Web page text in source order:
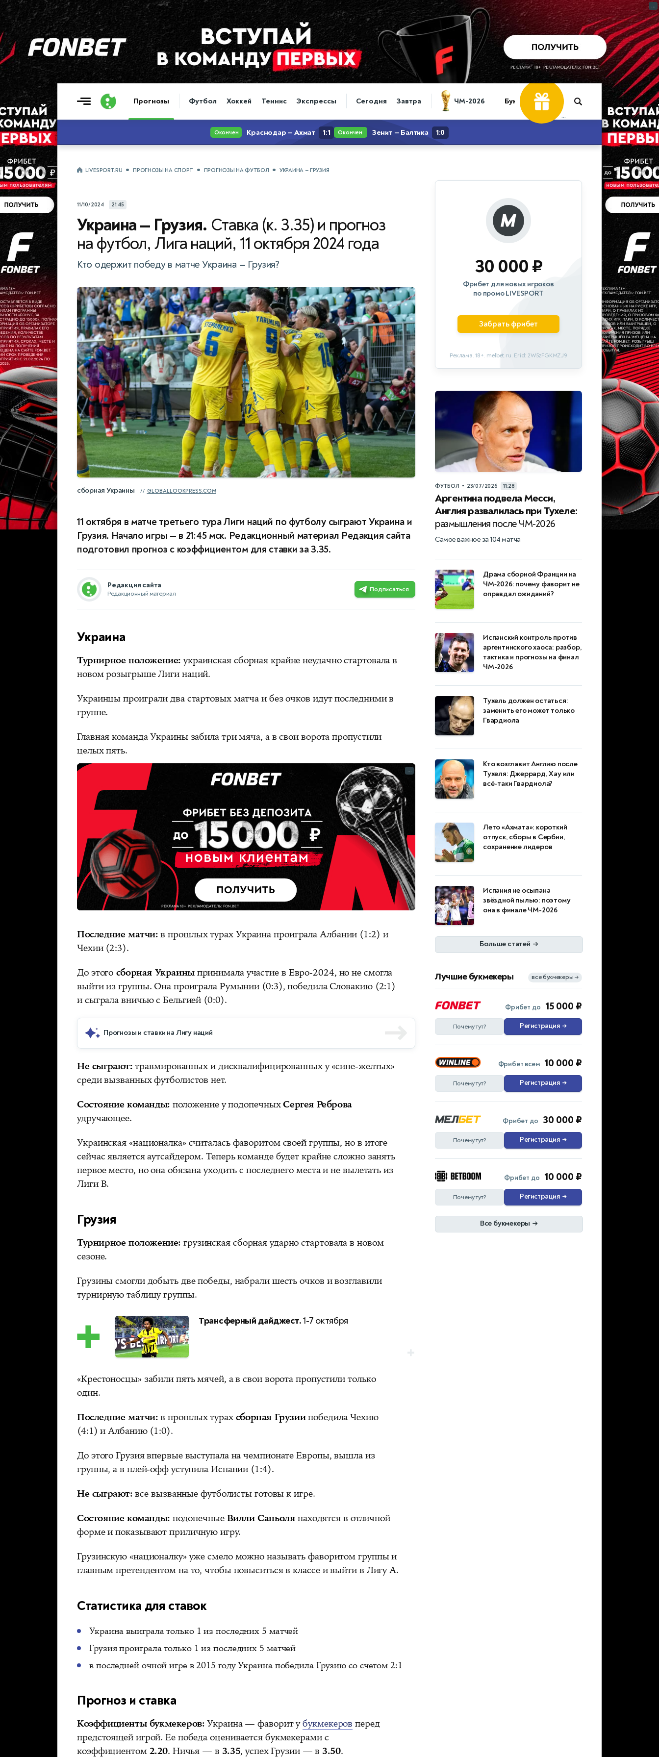
Прогнозы Футбол Хоккей Теннис Экспрессы Сегодня Завтра ЧМ-2026 Букмекеры
...
LIVESPORT.RU ПРОГНОЗЫ НА СПОРТ ПРОГНОЗЫ НА ФУТБОЛ УКРАИНА — ГРУЗИЯ
11/10/2024 21:45
Украина — Грузия. Ставка (к. 3.35) и прогноз
на футбол, Лига наций, 11 октября 2024 года
Кто одержит победу в матче Украина — Грузия?
сборная Украины GLOBALLOOKPRESS.COM
11 октября в матче третьего тура Лиги наций по футболу сыграют Украина и
Грузия. Начало игры — в 21:45 мск. Редакционный материал Редакция сайта
подготовил прогноз с коэффициентом для ставки за 3.35.
Редакция сайта
Редакционный материал
Подписаться
Украина
Турнирное положение: украинская сборная крайне неудачно стартовала в
новом розыгрыше Лиги наций.
Украинцы проиграли два стартовых матча и без очков идут последними в
группе.
Главная команда Украины забила три мяча, а в свои ворота пропустили
целых пять.
...
Последние матчи:в прошлых турах Украина проиграла Албании (1:2) и
Чехии (2:3).
До этого сборная Украиныпринимала участие в Евро-2024, но не смогла
выйти из группы. Она проиграла Румынии (0:3), победила Словакию (2:1)
и сыграла вничью с Бельгией (0:0).
Прогнозы и ставки на Лигу наций
Не сыграют:травмированных и дисквалифицированных у «сине-желтых»
среди вызванных футболистов нет.
Состояние команды: положение у подопечныхСергея Реброва
удручающее.
Украинская «националка» считалась фаворитом своей группы, но в итоге
сейчас является аутсайдером. Теперь команде будет крайне сложно занять
первое место, но она обязана уходить с последнего места и не вылетать из
Лиги В.
Грузия
Турнирное положение: грузинская сборная ударно стартовала в новом
сезоне.
Грузины смогли добыть две победы, набрали шесть очков и возглавили
турнирную таблицу группы.
Трансферный дайджест.1-7 октября
«Крестоносцы» забили пять мячей, а в свои ворота пропустили только
один.
Последние матчи:в прошлых турахсборная Грузиипобедила Чехию
(4:1) и Албанию (1:0).
До этого Грузия впервые выступала на чемпионате Европы, вышла из
группы, а в плей-офф уступила Испании (1:4).
Не сыграют:все вызванные футболисты готовы к игре.
Состояние команды: подопечныеВилли Саньолянаходятся в отличной
форме и показывают приличную игру.
Грузинскую «националку» уже смело можно называть фаворитом группы и
главным претендентом на то, чтобы повыситься в классе и выйти в Лигу А.
Статистика для ставок
Украина выиграла только 1 из последних 5 матчей
Грузия проиграла только 1 из последних 5 матчей
в последней очной игре в 2015 году Украина победила Грузию со счетом 2:1
Прогноз и ставка
Коэффициенты букмекеров:Украина — фаворит убукмекеров перед
предстоящей игрой. Ее победа оценивается букмекерами с
коэффициентом2.20. Ничья — в 3.35, успех Грузии — в 3.50.
30 000 ₽
Фрибет для новых игроков
по промо LIVESPORT
Забрать фрибет
Реклама. 18+. melbet.ru. Erid: 2W5zFGKMZJ9
ФУТБОЛ • 23/07/2026 11:28
Аргентина подвела Месси,
Англия развалилась при Тухеле:
размышления после ЧМ-2026
Самое важное за 104 матча
Драма сборной Франции на
ЧМ‑2026: почему фаворит не
оправдал ожиданий?
Испанский контроль против
аргентинского хаоса: разбор,
тактика и прогнозы на финал
ЧМ-2026
Тухель должен остаться:
заменить его может только
Гвардиола
Кто возглавит Англию после
Тухеля: Джеррард, Хау или
всё-таки Гвардиола?
Лето «Ахмата»: короткий
отпуск, сборы в Сербии,
сохранение лидеров
Испания не осыпана
звёздной пылью: поэтому
она в финале ЧМ-2026
Больше статей →
Лучшие букмекеры все букмекеры →
Фрибет до 15 000 ₽
Почему тут? Регистрация →
Фрибет всем 10 000 ₽
Почему тут? Регистрация →
Фрибет до 30 000 ₽
Почему тут? Регистрация →
Фрибет до 10 000 ₽
Почему тут? Регистрация →
Все букмекеры →
...